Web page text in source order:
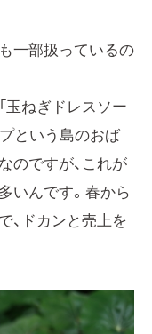
一部扱っているの
玉ねぎドレスソー
という島のおば
のですが、これが
いんです。春から
、ドカンと売上を